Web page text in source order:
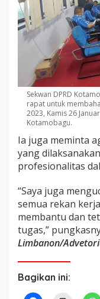
Sekwan DPRD
rapat untuk
2023, Kamis 26
Kotamobagu.
Ia juga meminta
yang
profesionalitas
“Saya juga
semua rekan
membantu dan
tugas,”
Limbanon/
Bagikan ini: